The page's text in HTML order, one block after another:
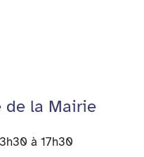
de la Mairie
à 17h30